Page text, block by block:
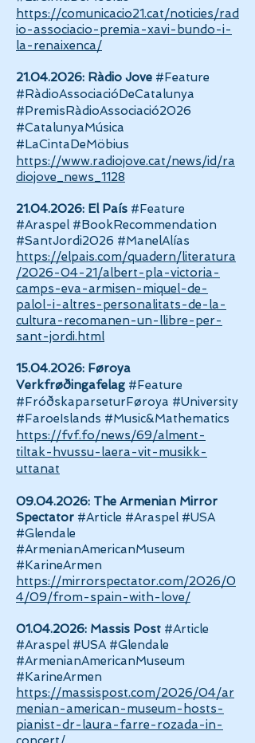
https://comunicacio21.cat/noticies/rad
io-associacio-premia-xavi-bundo-i-
la-renaixenca/
21.04.2026: Ràdio Jove #Feature
#RàdioAssociacióDeCatalunya
#PremisRàdioAssociació2026
#CatalunyaMúsica
#LaCintaDeMöbius
https://www.radiojove.cat/news/id/ra
diojove_news_1128
21.04.2026: El País #Feature
#Araspel #BookRecommendation
#SantJordi2026 #ManelAlías
https://elpais.com/quadern/literatura
/2026-04-21/albert-pla-victoria-
camps-eva-armisen-miquel-de-
palol-i-altres-personalitats-de-la-
cultura-recomanen-un-llibre-per-
sant-jordi.html
15.04.2026: Føroya
Verkfrøðingafelag #Feature
#FróðskaparseturFøroya #University
#FaroeIslands #Music&Mathematics
https://fvf.fo/news/69/alment-
tiltak-hvussu-laera-vit-musikk-
uttanat
09.04.2026: The Armenian Mirror
Spectator #Article #Araspel #USA
#Glendale
#ArmenianAmericanMuseum
#KarineArmen
https://mirrorspectator.com/2026/0
4/09/from-spain-with-love/
01.04.2026: Massis Post #Article
#Araspel #USA #Glendale
#ArmenianAmericanMuseum
#KarineArmen
https://massispost.com/2026/04/ar
menian-american-museum-hosts-
pianist-dr-laura-farre-rozada-in-